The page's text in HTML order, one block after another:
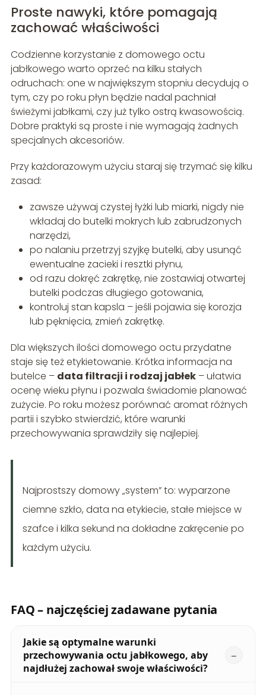
Proste nawyki, które pomagają
zachować właściwości
Codzienne korzystanie z domowego octu
jabłkowego warto oprzeć na kilku stałych
odruchach: one w największym stopniu decydują o
tym, czy po roku płyn będzie nadal pachniał
świeżymi jabłkami, czy już tylko ostrą kwasowością.
Dobre praktyki są proste i nie wymagają żadnych
specjalnych akcesoriów.
Przy każdorazowym użyciu staraj się trzymać się kilku
zasad:
zawsze używaj czystej łyżki lub miarki, nigdy nie
wkładaj do butelki mokrych lub zabrudzonych
narzędzi,
po nalaniu przetrzyj szyjkę butelki, aby usunąć
ewentualne zacieki i resztki płynu,
od razu dokręć zakrętkę, nie zostawiaj otwartej
butelki podczas długiego gotowania,
kontroluj stan kapsla – jeśli pojawia się korozja
lub pęknięcia, zmień zakrętkę.
Dla większych ilości domowego octu przydatne
staje się też etykietowanie. Krótka informacja na
butelce – data filtracji i rodzaj jabłek– ułatwia
ocenę wieku płynu i pozwala świadomie planować
zużycie. Po roku możesz porównać aromat różnych
partii i szybko stwierdzić, które warunki
przechowywania sprawdziły się najlepiej.
Najprostszy domowy „system” to: wyparzone
ciemne szkło, data na etykiecie, stałe miejsce w
szafce i kilka sekund na dokładne zakręcenie po
każdym użyciu.
FAQ – najczęściej zadawane pytania
Jakie są optymalne warunki
przechowywania octu jabłkowego, aby
najdłużej zachował swoje właściwości?